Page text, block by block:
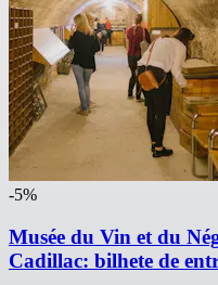
-5%
Musée du Vin et du
Cadillac: bilhete de